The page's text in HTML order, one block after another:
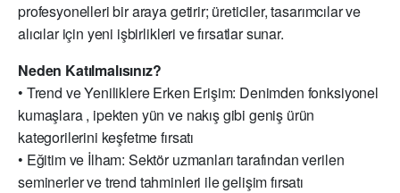
profesyonelleri bir araya getirir; üreticiler, tasarımcılar ve
alıcılar için yeni işbirlikleri ve fırsatlar sunar.
Neden Katılmalısınız?
• Trend ve Yeniliklere Erken Erişim: Denimden fonksiyonel
kumaşlara , ipekten yün ve nakış gibi geniş ürün
kategorilerini keşfetme fırsatı
• Eğitim ve İlham: Sektör uzmanları tarafından verilen
seminerler ve trend tahminleri ile gelişim fırsatı